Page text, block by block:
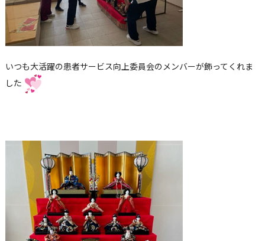
いつも大活躍の患者サービス向上委員会のメンバーが飾ってくれま
した